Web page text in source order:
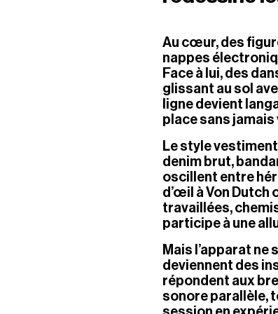
Au cœur, des
nappes
Face à lui, des
glissant au sol
ligne devient
place sans jamais
Le style
denim brut,
oscillent entre
d’œil à Von Dutch
travaillées,
participe à une
Mais l’apparat
deviennent des
répondent aux
sonore parallèle,